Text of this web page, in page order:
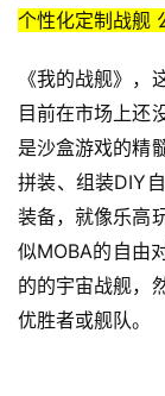
个性化定制战舰
《我的战舰》，
目前在市场上还
是沙盒游戏的精
拼装、组装DIY
装备，就像乐高
似MOBA的自由
的的宇宙战舰，
优胜者或舰队。